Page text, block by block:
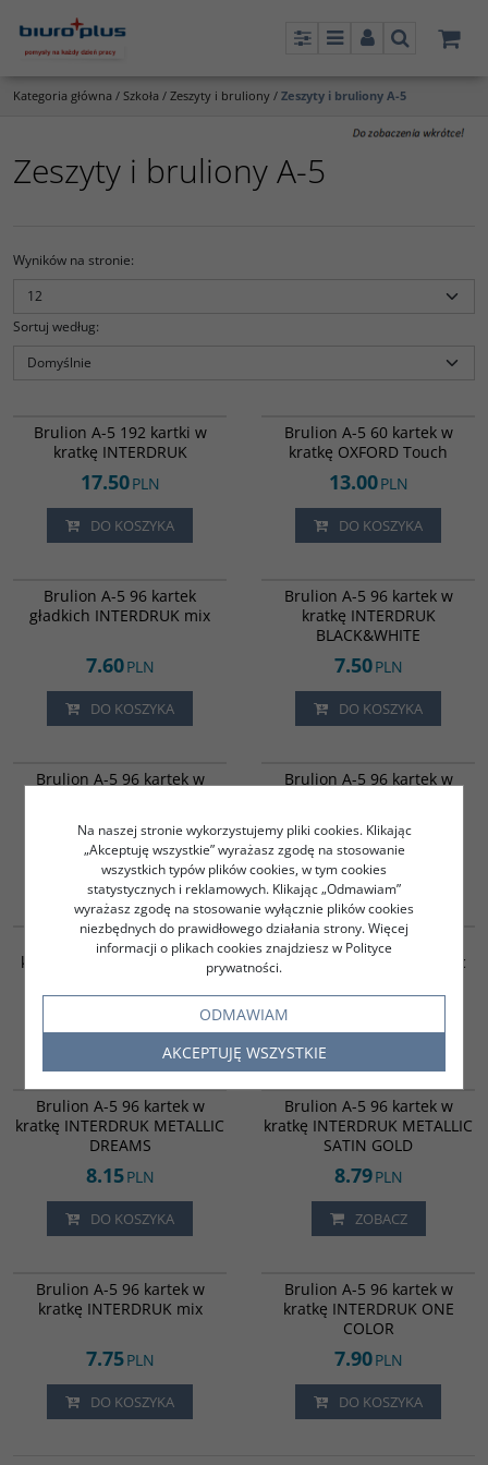
PanelMenuPanelSzukaj
Kategoria główna / Szkoła / Zeszyty i bruliony / Zeszyty i bruliony A-5
Zeszyty i bruliony A-5
Wyników na stronie:
Sortuj według:
Brulion A-5 192 kartki w
kratkę INTERDRUK
17.50PLN
DO KOSZYKA
Brulion A-5 60 kartek w
kratkę OXFORD Touch
13.00PLN
DO KOSZYKA
Brulion A-5 96 kartek
gładkich INTERDRUK mix
7.60PLN
DO KOSZYKA
Brulion A-5 96 kartek w
kratkę INTERDRUK
BLACK&WHITE
7.50PLN
DO KOSZYKA
Brulion A-5 96 kartek w
7.80PLN
DO KOSZYKA
Brulion A-5 96 kartek w
7.80PLN
DO KOSZYKA
6002626
Brulion A-5 96 kartek w
kratkę INTERDRUK MAT+UV
9.00PLN
DO KOSZYKA
Brulion A-5 96 kartek w
kratkę INTERDRUK Metallic
9.00PLN
DO KOSZYKA
6002624
Brulion A-5 96 kartek w
kratkę INTERDRUK METALLIC
DREAMS
8.15PLN
DO KOSZYKA
6002623
Brulion A-5 96 kartek w
kratkę INTERDRUK METALLIC
SATIN GOLD
8.79PLN
ZOBACZ
Brulion A-5 96 kartek w
kratkę INTERDRUK mix
7.75PLN
DO KOSZYKA
Brulion A-5 96 kartek w
kratkę INTERDRUK ONE
COLOR
7.90PLN
DO KOSZYKA
Na naszej stronie wykorzystujemy pliki cookies. Klikając
„Akceptuję wszystkie” wyrażasz zgodę na stosowanie
wszystkich typów plików cookies, w tym cookies
statystycznych i reklamowych. Klikając „Odmawiam”
wyrażasz zgodę na stosowanie wyłącznie plików cookies
niezbędnych do prawidłowego działania strony. Więcej
informacji o plikach cookies znajdziesz w Polityce
prywatności.
ODMAWIAM
AKCEPTUJĘ WSZYSTKIE